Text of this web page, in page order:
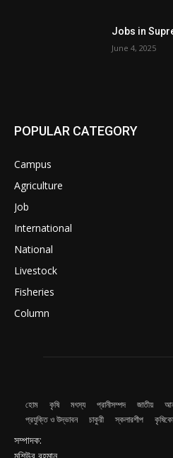
Jobs in
June 4, 2025
POPULAR CATEGORY
Campus
Agriculture
Job
International
National
Livestock
Fisheries
Column
হোম কৃষি মৎস্য প্রানীসম্পদ জাতীয়
প্রযুক্তি ও উদ্ভাবন
চাকুরী স্কলারশীপ
সম্পাদক: